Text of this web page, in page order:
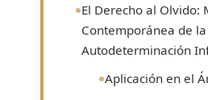
El Derecho al Olvido:
Contemporánea de la
Autodeterminación
Aplicación en el